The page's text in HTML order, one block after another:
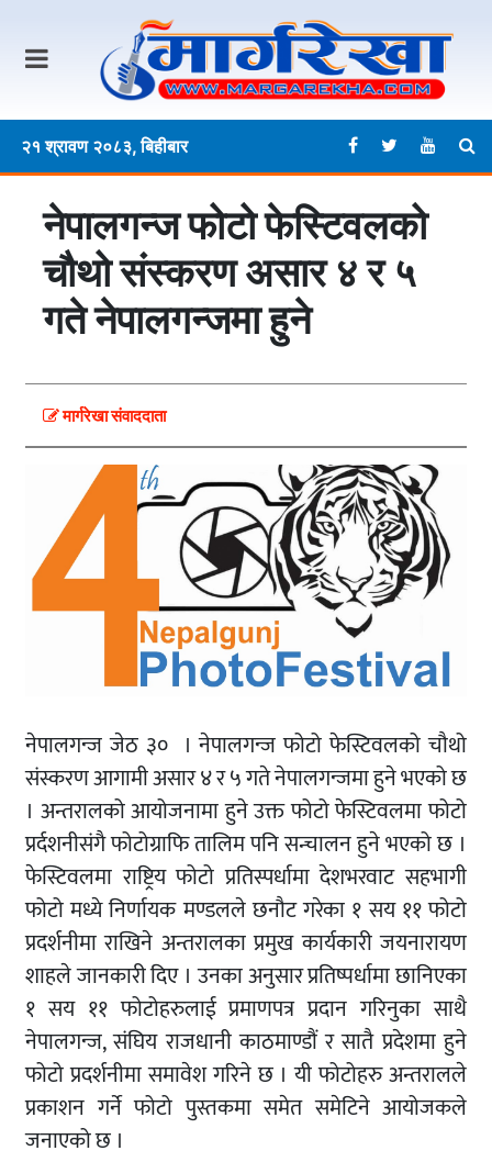
२१ श्रावण २०८३, बिहीबार
नेपालगन्ज फोटो फेस्टिवलको
चौथो संस्करण असार ४ र ५
गते नेपालगन्जमा हुने
मार्गरेखा संवाददाता
नेपालगन्ज जेठ ३० । नेपालगन्ज फोटो फेस्टिवलको चौथो
संस्करण आगामी असार ४ र ५ गते नेपालगन्जमा हुने भएको छ
। अन्तरालको आयोजनामा हुने उक्त फोटो फेस्टिवलमा फोटो
प्रर्दशनीसंगै फोटोग्राफि तालिम पनि सन्चालन हुने भएको छ ।
फेस्टिवलमा राष्ट्रिय फोटो प्रतिस्पर्धामा देशभरवाट सहभागी
फोटो मध्ये निर्णायक मण्डलले छनौट गरेका १ सय ११ फोटो
प्रदर्शनीमा राखिने अन्तरालका प्रमुख कार्यकारी जयनारायण
शाहले जानकारी दिए । उनका अनुसार प्रतिष्पर्धामा छानिएका
१ सय ११ फोटोहरुलाई प्रमाणपत्र प्रदान गरिनुका साथै
नेपालगन्ज, संघिय राजधानी काठमाण्डौं र सातै प्रदेशमा हुने
फोटो प्रदर्शनीमा समावेश गरिने छ । यी फोटोहरु अन्तरालले
प्रकाशन गर्ने फोटो पुस्तकमा समेत समेटिने आयोजकले
जनाएको छ ।